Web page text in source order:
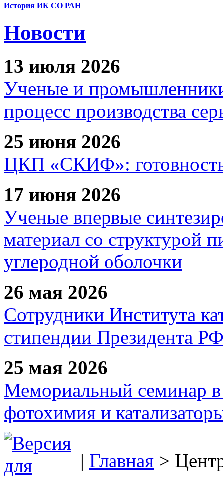
История ИК СО РАН
Новости
13 июля 2026
Ученые и
процесс производства
25 июня 2026
ЦКП «СКИФ»: готовность
17 июня 2026
Ученые впервые
материал со структурой
углеродной оболочки
26 мая 2026
Сотрудники Института
стипендии Президента РФ
25 мая 2026
Мемориальный семинар в
фотохимия и
| Главная >